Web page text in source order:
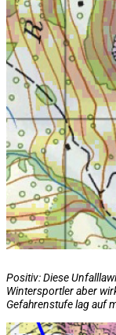
Positiv: Diese
Wintersportler aber
Gefahrenstufe lag auf